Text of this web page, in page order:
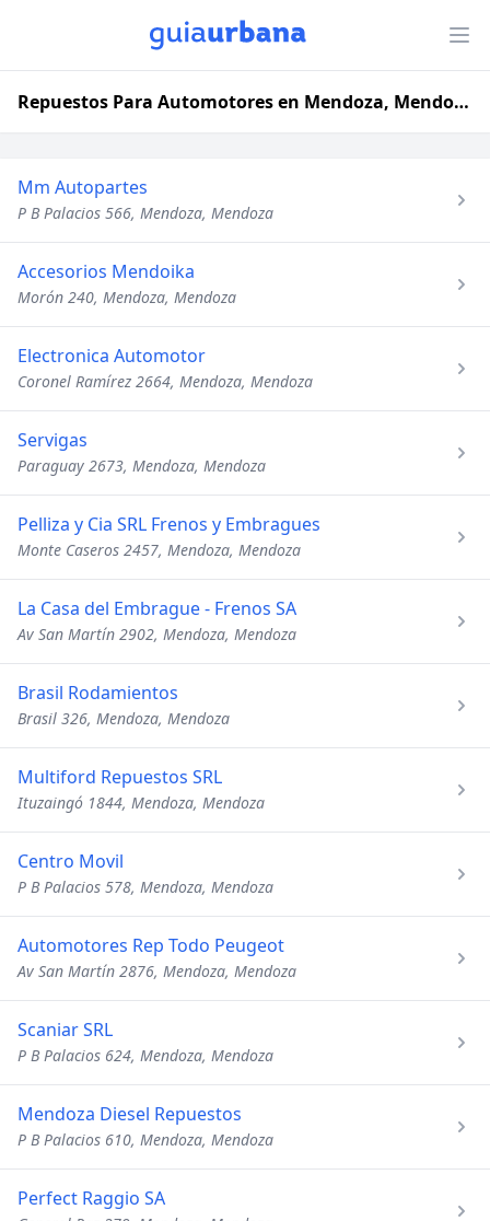
Repuestos Para Automotores en Mendoza, Mendoza
Mm Autopartes
P B Palacios 566, Mendoza, Mendoza
Accesorios Mendoika
Morón 240, Mendoza, Mendoza
Electronica Automotor
Coronel Ramírez 2664, Mendoza, Mendoza
Servigas
Paraguay 2673, Mendoza, Mendoza
Pelliza y Cia SRL Frenos y Embragues
Monte Caseros 2457, Mendoza, Mendoza
La Casa del Embrague - Frenos SA
Av San Martín 2902, Mendoza, Mendoza
Brasil Rodamientos
Brasil 326, Mendoza, Mendoza
Multiford Repuestos SRL
Ituzaingó 1844, Mendoza, Mendoza
Centro Movil
P B Palacios 578, Mendoza, Mendoza
Automotores Rep Todo Peugeot
Av San Martín 2876, Mendoza, Mendoza
Scaniar SRL
P B Palacios 624, Mendoza, Mendoza
Mendoza Diesel Repuestos
P B Palacios 610, Mendoza, Mendoza
Perfect Raggio SA